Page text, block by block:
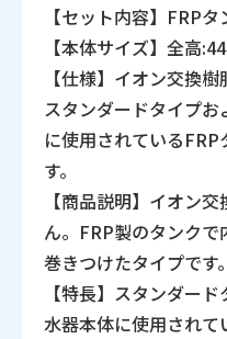
【セット内容】FRPタ
【本体サイズ】全高
【仕様】イオン交換
スタンダードタイプ
に使用されている
す。
【商品説明】イオン
ん。FRP製のタンク
巻きつけたタイプです。
【特長】スタンダー
水器本体に使用されて